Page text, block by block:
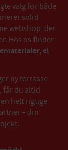
valg for både
solid
webshop, der
Hos os finder
el
ny terrasse
får du altid
helt rigtige
– din